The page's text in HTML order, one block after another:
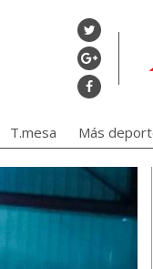
T.mesa Más